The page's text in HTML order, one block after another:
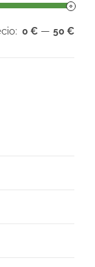
0 € — 50 €